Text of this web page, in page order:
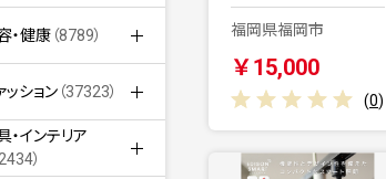
・健康 （8789）
ッション （37323）
・インテリア
）
福岡県福岡市
￥15,000
(0)